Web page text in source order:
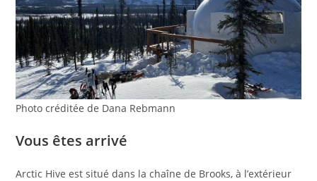
Photo créditée de Dana Rebmann
Vous êtes arrivé
Arctic Hive est situé dans la chaîne de Brooks, à l’extérieur